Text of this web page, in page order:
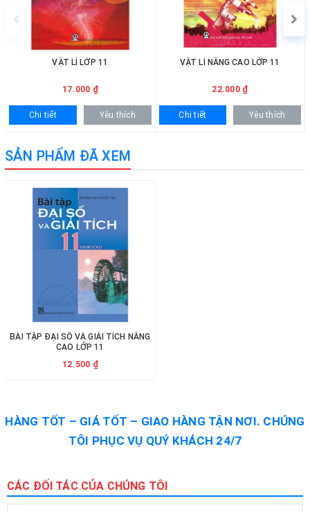
VẬT LÍ LỚP 11
17.000 ₫
Chi tiết Yêu thích
VẬT LÍ NÂNG CAO LỚP 11
22.000 ₫
Chi tiết Yêu thích
SẢN PHẨM ĐÃ XEM
BÀI TẬP ĐẠI SỐ VÀ GIẢI TÍCH NÂNG
CAO LỚP 11
12.500 ₫
HÀNG TỐT – GIÁ TỐT – GIAO HÀNG TẬN NƠI. CHÚNG
TÔI PHỤC VỤ QUÝ KHÁCH 24/7
CÁC ĐỐI TÁC CỦA CHÚNG TÔI